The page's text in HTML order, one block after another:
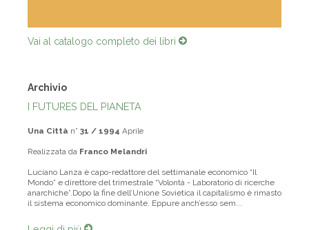
Vai al catalogo completo dei libri
Archivio
I FUTURES DEL PIANETA
Una Città n° 31 / 1994 Aprile
Realizzata da Franco Melandri
Luciano Lanza è capo-redattore del settimanale economico “Il
Mondo” e direttore del trimestrale “Volontà - Laboratorio di ricerche
anarchiche”.Dopo la fine dell’Unione Sovietica il capitalismo è rimasto
il sistema economico dominante. Eppure anch’esso sem...